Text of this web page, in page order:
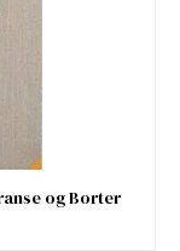
og Borter